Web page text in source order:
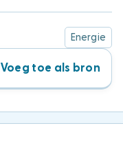
Energie
Voeg toe als bron